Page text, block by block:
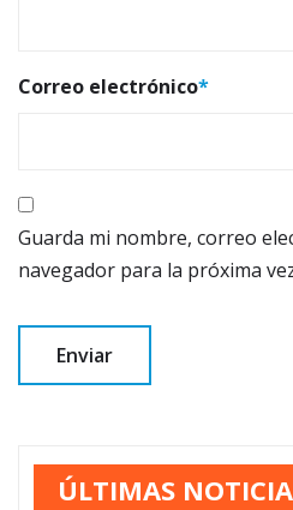
Correo electrónico*
Guarda mi nombre, correo
navegador para la próxima
ÚLTIMAS